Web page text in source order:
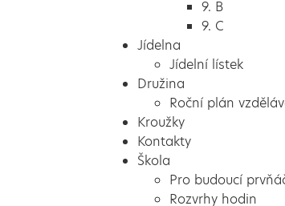
9. B
9. C
Jídelna
Jídelní lístek
Družina
Roční plán
Kroužky
Kontakty
Škola
Pro budoucí
Rozvrhy hodin